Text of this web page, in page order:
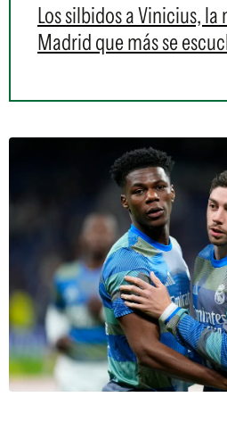
Los silbidos a Vinicius, la
Madrid que más se